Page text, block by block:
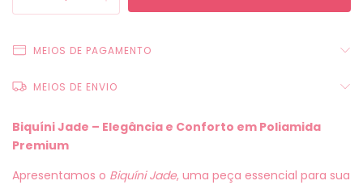
MEIOS DE PAGAMENTO
MEIOS DE ENVIO
Biquíni Jade – Elegância e Conforto em Poliamida
Premium
Apresentamos o Biquíni Jade, uma peça essencial para sua